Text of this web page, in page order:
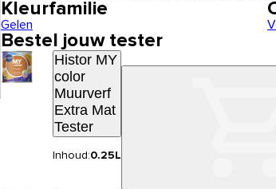
Kleurfamilie
Gelen
Bestel jouw tester
Histor MY
color
Muurverf
Extra Mat
Tester
Inhoud:0.25L